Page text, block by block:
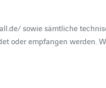
sowie sämtliche
oder empfangen werden.